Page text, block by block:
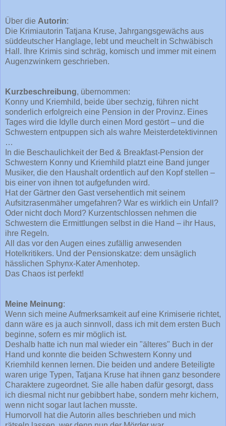
Über die Autorin:
Die Krimiautorin Tatjana Kruse, Jahrgangsgewächs aus
süddeutscher Hanglage, lebt und meuchelt in Schwäbisch
Hall. Ihre Krimis sind schräg, komisch und immer mit einem
Augenzwinkern geschrieben.
Kurzbeschreibung, übernommen:
Konny und Kriemhild, beide über sechzig, führen nicht
sonderlich erfolgreich eine Pension in der Provinz. Eines
Tages wird die Idylle durch einen Mord gestört – und die
Schwestern entpuppen sich als wahre Meisterdetektivinnen
…
In die Beschaulichkeit der Bed & Breakfast-Pension der
Schwestern Konny und Kriemhild platzt eine Band junger
Musiker, die den Haushalt ordentlich auf den Kopf stellen –
bis einer von ihnen tot aufgefunden wird.
Hat der Gärtner den Gast versehentlich mit seinem
Aufsitzrasenmäher umgefahren? War es wirklich ein Unfall?
Oder nicht doch Mord? Kurzentschlossen nehmen die
Schwestern die Ermittlungen selbst in die Hand – ihr Haus,
ihre Regeln.
All das vor den Augen eines zufällig anwesenden
Hotelkritikers. Und der Pensionskatze: dem unsäglich
hässlichen Sphynx-Kater Amenhotep.
Das Chaos ist perfekt!
Meine Meinung:
Wenn sich meine Aufmerksamkeit auf eine Krimiserie richtet,
dann wäre es ja auch sinnvoll, dass ich mit dem ersten Buch
beginne, sofern es mir möglich ist.
Deshalb hatte ich nun mal wieder ein "älteres" Buch in der
Hand und konnte die beiden Schwestern Konny und
Kriemhild kennen lernen. Die beiden und andere Beteiligte
waren urige Typen, Tatjana Kruse hat ihnen ganz besondere
Charaktere zugeordnet. Sie alle haben dafür gesorgt, dass
ich diesmal nicht nur gebibbert habe, sondern mehr kichern,
wenn nicht sogar laut lachen musste.
Humorvoll hat die Autorin alles beschrieben und mich